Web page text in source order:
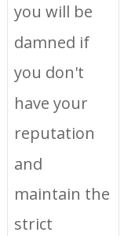
you will be
damned if
you don't
have your
reputation
and
maintain the
strict